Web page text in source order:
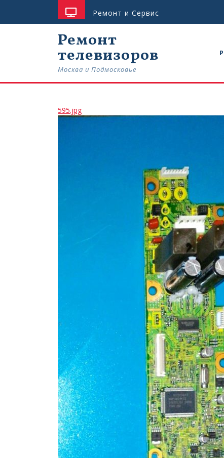
content
Ремонт и Сервис
Ремонт
телевизоров
Москва и Подмосковье
595.jpg595.jpg